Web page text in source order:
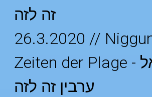
זה לזה
26.3.2020 //
Zeiten der Plage - כל ישראל
ערבין זה לזה